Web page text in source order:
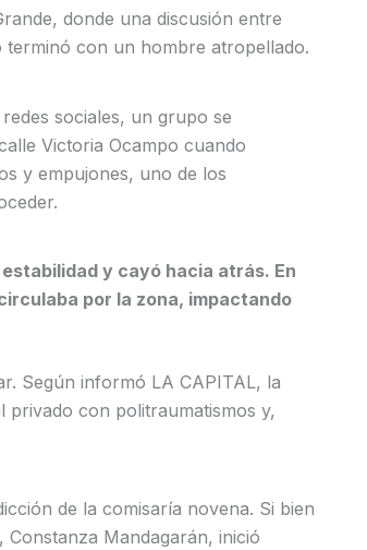
donde una discusión entre
con un hombre atropellado.
sociales, un grupo se
Victoria Ocampo cuando
y empujones, uno de los
y cayó hacia atrás. En
por la zona, impactando
Según informó LA CAPITAL, la
privado con politraumatismos y,
de la comisaría novena. Si bien
Mandagarán, inició